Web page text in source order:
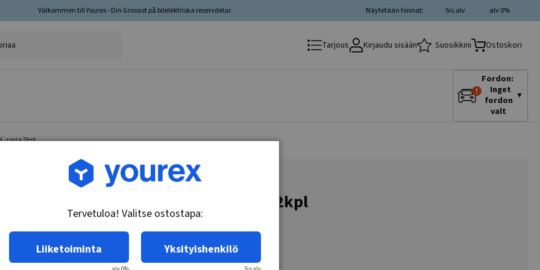
Välkommen till Yourex - Din Grossist på bilelektriska reservdelar. alv 0%
Sis.alv
Näytetään hinnat:
Tarjous Kirjaudu sisään Suosikkini Ostoskori
Fordon:
Inget
fordon
valt
▼
sarja 2kpl
Tuotenro.: 35-202-3074
Jarrulevy Framaxel, sarja 2kpl
Tervetuloa! Valitse ostostapa:
Liiketoiminta Yksityishenkilö